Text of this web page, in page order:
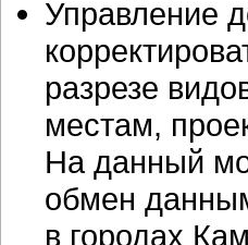
Управление
разрезе
местам,
На данный
обмен
в городах